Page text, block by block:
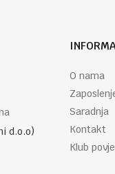
d.o.o)
O nama
Saradnja
Kontakt
Klub